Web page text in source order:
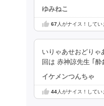
ゆみねこ
67人がナイス！してい
いりゃあせおどり
回は 赤神諒先生 ｢
イケメンつんちゃ
44人がナイス！してい